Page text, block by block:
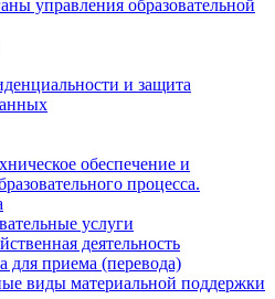
управления образовательной
и защита
обеспечение и
процесса.
услуги
деятельность
для приема (перевода)
виды материальной поддержки